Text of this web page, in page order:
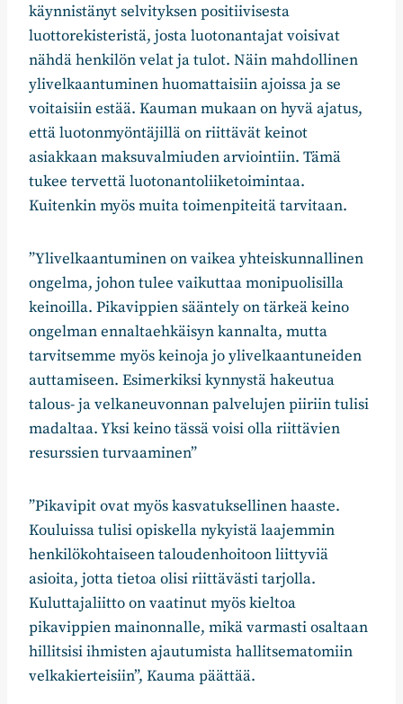
käynnistänyt selvityksen positiivisesta
luottorekisteristä, josta luotonantajat voisivat
nähdä henkilön velat ja tulot. Näin mahdollinen
ylivelkaantuminen huomattaisiin ajoissa ja se
voitaisiin estää. Kauman mukaan on hyvä ajatus,
että luotonmyöntäjillä on riittävät keinot
asiakkaan maksuvalmiuden arviointiin. Tämä
tukee tervettä luotonantoliiketoimintaa.
Kuitenkin myös muita toimenpiteitä tarvitaan.
”Ylivelkaantuminen on vaikea yhteiskunnallinen
ongelma, johon tulee vaikuttaa monipuolisilla
keinoilla. Pikavippien sääntely on tärkeä keino
ongelman ennaltaehkäisyn kannalta, mutta
tarvitsemme myös keinoja jo ylivelkaantuneiden
auttamiseen. Esimerkiksi kynnystä hakeutua
talous- ja velkaneuvonnan palvelujen piiriin tulisi
madaltaa. Yksi keino tässä voisi olla riittävien
resurssien turvaaminen”
”Pikavipit ovat myös kasvatuksellinen haaste.
Kouluissa tulisi opiskella nykyistä laajemmin
henkilökohtaiseen taloudenhoitoon liittyviä
asioita, jotta tietoa olisi riittävästi tarjolla.
Kuluttajaliitto on vaatinut myös kieltoa
pikavippien mainonnalle, mikä varmasti osaltaan
hillitsisi ihmisten ajautumista hallitsematomiin
velkakierteisiin”, Kauma päättää.